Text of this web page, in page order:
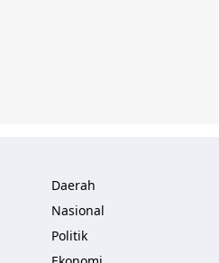
Daerah
Nasional
Politik